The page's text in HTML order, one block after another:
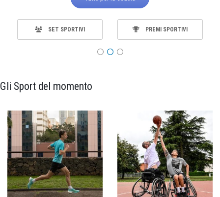
SET SPORTIVI PREMI SPORTIVI
Gli Sport del momento